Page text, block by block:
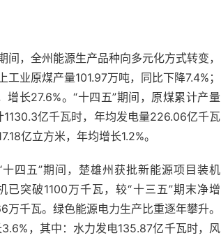
间，全州能源生产品种向多元化方式转变，
业原煤产量101.97万吨，同比下降7.4%；
长27.6%。“十四五”期间，原煤累计产量
亿千瓦时，年均发电量226.06亿千瓦
亿立方米，年均增长1.2%。
十四五”期间，楚雄州获批新能源项目装机
突破1100万千瓦，较“十三五”期末净增
千瓦。绿色能源电力生产比重逐年攀升。
，其中：水力发电135.87亿千瓦时，风